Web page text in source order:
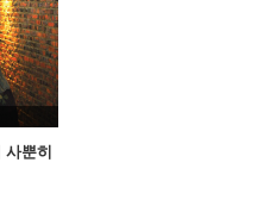
일기]를 제안하며
흔들림 없이 지속하려면
내딛는 아이를 위해
알아?
복한 이유
비둘기는 처음 봐
뿐히